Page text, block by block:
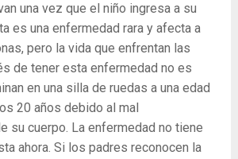
una vez que el niño ingresa a su
es una enfermedad rara y afecta a
pero la vida que enfrentan las
de tener esta enfermedad no es
en una silla de ruedas a una edad
20 años debido al mal
su cuerpo. La enfermedad no tiene
ahora. Si los padres reconocen la